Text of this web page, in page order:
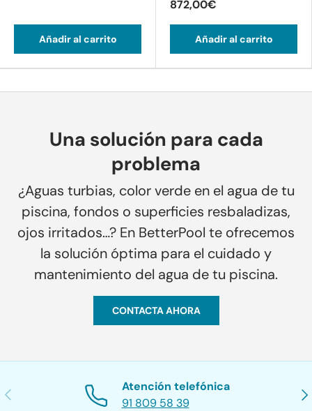
Añadir al carrito
872,00€
Añadir al carrito
Una solución para cada
problema
¿Aguas turbias, color verde en el agua de tu
piscina, fondos o superficies resbaladizas,
ojos irritados…? En BetterPool te ofrecemos
la solución óptima para el cuidado y
mantenimiento del agua de tu piscina.
CONTACTA AHORA
Anterior
Atención telefónica
91 809 58 39